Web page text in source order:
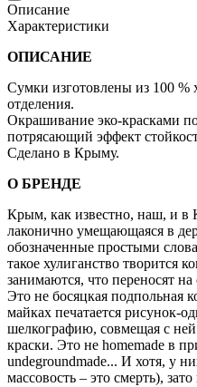
Описание
Характеристики
ОПИСАНИЕ
Сумки изготовлены из 100 %
отделения.
Окрашивание эко-красками
потрясающий эффект
Сделано в Крыму.
О БРЕНДЕ
Крым, как известно, наш, и в
лаконично умещающаяся в
обозначенные простыми
такое хулиганство творится
занимаются, что переносят
Это не босяцкая подпольная
майках печатается рисунок-
шелкографию, совмещая с
краски. Это не homemade в
undegroundmade... И хотя, у
массовость – это смерть),